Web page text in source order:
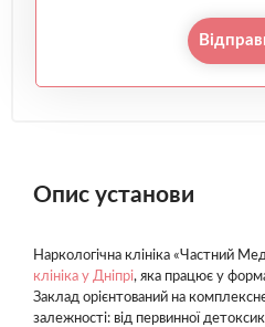
Опис установи
Наркологічна клініка «Частний
клініка у Дніпрі, яка працює у
Заклад орієнтований на комплексне
залежності: від первинної